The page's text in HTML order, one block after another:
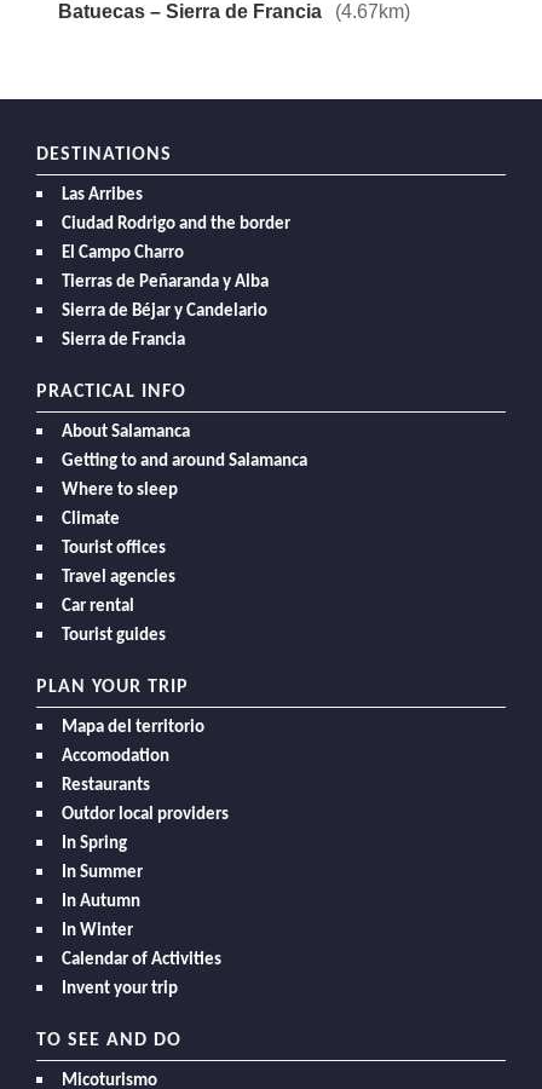
Batuecas – Sierra de Francia
(4.67km)
DESTINATIONS
Las Arribes
Ciudad Rodrigo and the border
El Campo Charro
Tierras de Peñaranda y Alba
Sierra de Béjar y Candelario
Sierra de Francia
PRACTICAL INFO
About Salamanca
Getting to and around Salamanca
Where to sleep
Climate
Tourist offices
Travel agencies
Car rental
Tourist guides
PLAN YOUR TRIP
Mapa del territorio
Accomodation
Restaurants
Outdor local providers
In Spring
In Summer
In Autumn
In Winter
Calendar of Activities
Invent your trip
TO SEE AND DO
Micoturismo